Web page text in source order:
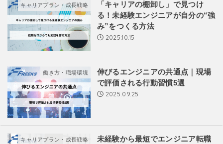
キャリアプラン・成長戦略
「キャリアの棚卸し」で見つけ
る！未経験エンジニアが自分の“強
み”をつくる方法
2025.10.15
働き方・職場環境
伸びるエンジニアの共通点｜現場
で評価される行動習慣5選
2025.09.25
キャリアプラン・成長戦略
未経験から最短でエンジニア転職